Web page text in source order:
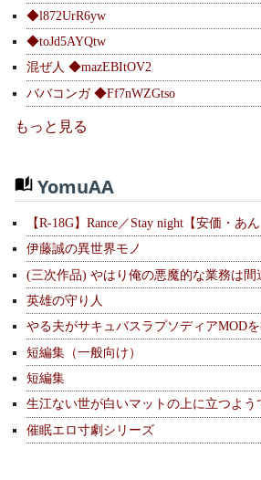
◆l872UrR6yw
◆toJd5AYQtw
混ぜ人 ◆mazEBItOV2
ババコンガ ◆Ff7nWZGtso
もっと見る
YomuAA
【R-18G】Rance／Stay night【安価・あん
伊藤誠の異世界モノ
(三次作品) やはり俺の悪魔的な業務は間
英雄の守り人
やる夫がサキュバスラプソディアMOD
短編集（一般向け）
短編集
生江ない世が白いマットの上に立つよう
催眠エロ寸劇シリーズ